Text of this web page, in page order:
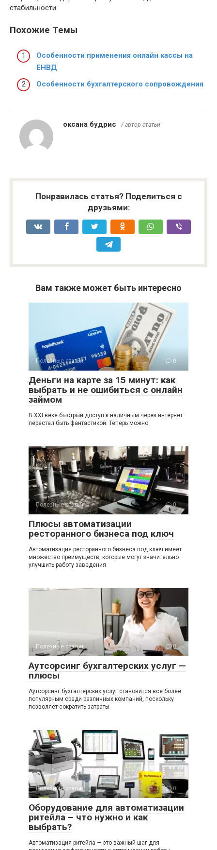
стабильности.
Похожие Темы
Особенности применения онлайн кассы на
ЕНВД
Особенности бухгалтерского сопровождения
оксана будрис / автор статьи
Понравилась статья? Поделиться с
друзьями:
Вам также может быть интересно
Полезные статьи 0
Деньги на карте за 15 минут: как
выбрать и не ошибиться с онлайн
займом
В XXI веке быстрый доступ к наличным через интернет
перестал быть фантастикой. Теперь можно
Полезные статьи 0
Плюсы автоматизации
ресторанного бизнеса под ключ
Автоматизация ресторанного бизнеса под ключ имеет
множество преимуществ, которые могут значительно
улучшить работу заведения
Полезные статьи 0
Аутсорсинг бухгалтерских услуг —
плюсы
Аутсорсинг бухгалтерских услуг становится все более
популярным среди различных компаний, поскольку
позволяет сократить затраты
Полезные статьи 0
Оборудование для автоматизации
ритейла – что нужно и как
выбрать?
Автоматизация ритейла — это важный шаг для